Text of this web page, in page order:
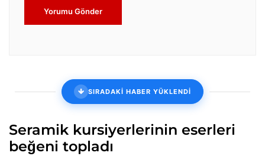
Yorumu Gönder
SIRADAKİ HABER YÜKLENDİ
Seramik kursiyerlerinin eserleri
beğeni topladı